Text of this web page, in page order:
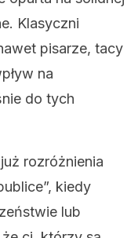
Klasyczni
pisarze, tacy
na
do tych
rozróżnienia
kiedy
lub